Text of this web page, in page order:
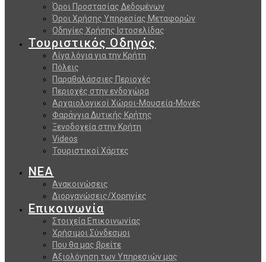
Όροι Προστασίας Δεδομένων
Όροι Χρήσης Υπηρεσίας Μεταφορών
Οδηγίες Χρήσης Ιστοσελίδας
Τουριστικός Οδηγός
Λίγα λόγια για την Κρήτη
Πόλεις
Παραθαλάσσιες Περιοχές
Περιοχές στην ενδοχώρα
Αρχαιολογικοί Χώροι-Μουσεία-Μονές
Φαράγγια Δυτικής Κρήτης
Ξενοδοχεία στην Κρήτη
Videos
Τουριστικοί Χάρτες
ΝΕΑ
Ανακοινώσεις
Διοργανώσεις/Χορηγίες
Επικοινωνία
Στοιχεία Επικοινωνίας
Χρήσιμοι Σύνδεσμοι
Που θα μας βρείτε
Αξιολόγηση των Υπηρεσιών μας